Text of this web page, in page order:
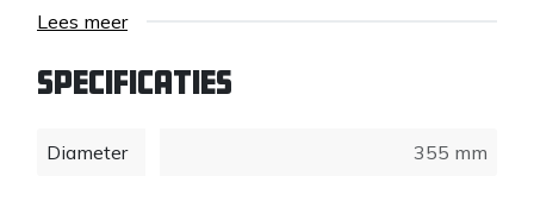
Lees meer
Specificaties
Diameter 355 mm